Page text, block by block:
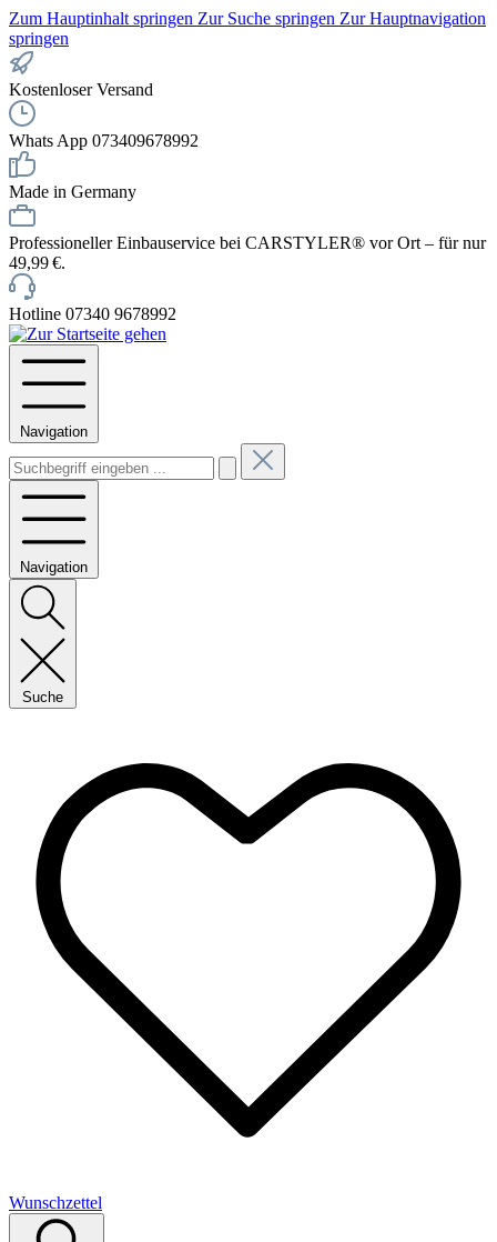
Zum Hauptinhalt springen Zur Suche springen Zur Hauptnavigation
springen
Kostenloser Versand
Whats App 073409678992
Made in Germany
Professioneller Einbauservice bei CARSTYLER® vor Ort – für nur
49,99 €.
Hotline 07340 9678992
Navigation
Navigation
Suche
Wunschzettel